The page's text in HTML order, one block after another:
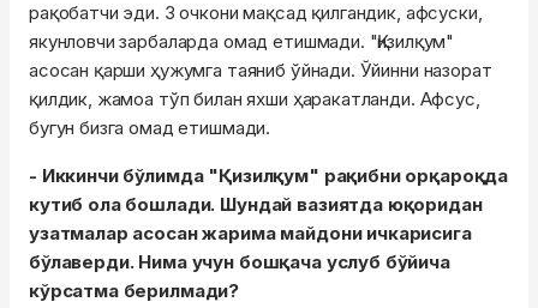
рақобатчи эди. 3 очкони мақсад қилгандик, афсуски,
якунловчи зарбаларда омад етишмади. "Қизилқум"
асосан қарши ҳужумга таяниб ўйнади. Ўйинни назорат
қилдик, жамоа тўп билан яхши ҳаракатланди. Афсус,
бугун бизга омад етишмади.
- Иккинчи бўлимда "Қизилқум" рақибни орқароқда
кутиб ола бошлади. Шундай вазиятда юқоридан
узатмалар асосан жарима майдони ичкарисига
бўлаверди. Нима учун бошқача услуб бўйича
кўрсатма берилмади?